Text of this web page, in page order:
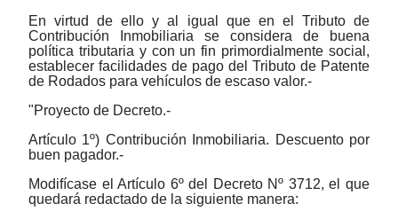
En virtud de ello y al igual que en el Tributo de
Contribución Inmobiliaria se considera de buena
política tributaria y con un fin primordialmente social,
establecer facilidades de pago del Tributo de Patente
de Rodados para vehículos de escaso valor.-
"Proyecto de Decreto.-
Artículo 1º) Contribución Inmobiliaria. Descuento por
buen pagador.-
Modifícase el Artículo 6º del Decreto Nº 3712, el que
quedará redactado de la siguiente manera: